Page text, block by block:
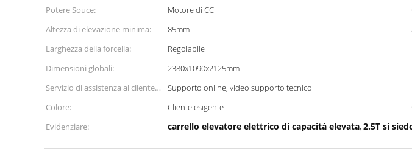
Potere Souce:
Motore di CC
Altezza di elevazione minima:
85mm
Larghezza della forcella:
Regolabile
Dimensioni globali:
2380x1090x2125mm
Servizio di assistenza al cliente
fornito:
Supporto online, video supporto tecnico
Colore:
Cliente esigente
Evidenziare:
carrello elevatore elettrico di capacità elevata, 2.5T si